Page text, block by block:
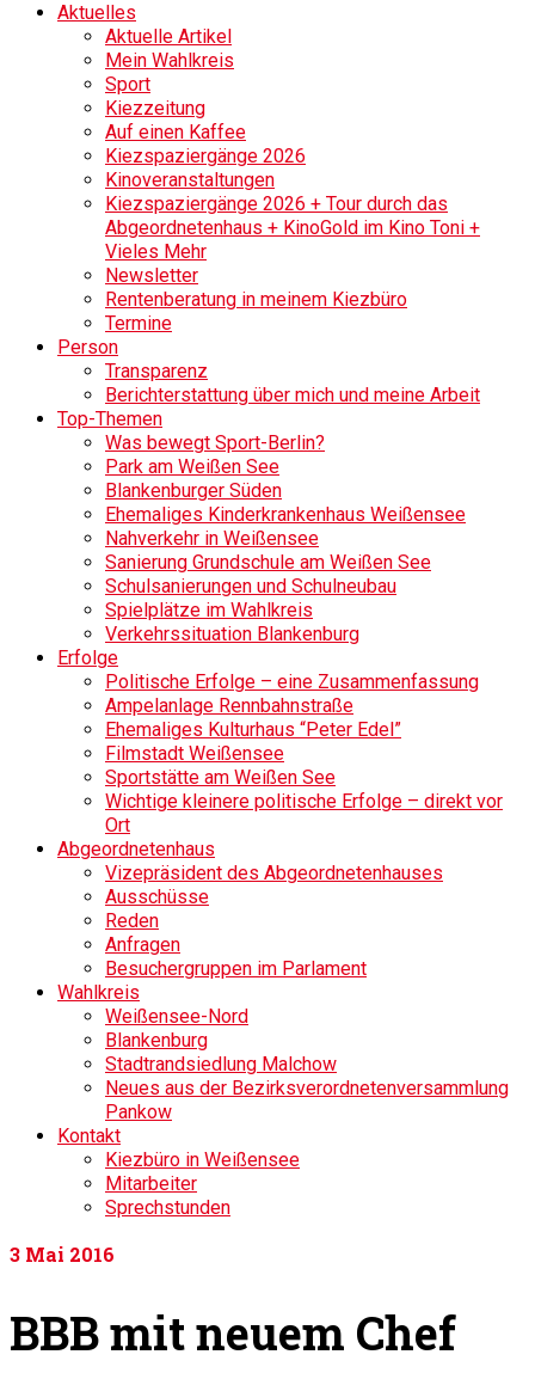
Aktuelles
Aktuelle Artikel
Mein Wahlkreis
Sport
Kiezzeitung
Auf einen Kaffee
Kiezspaziergänge 2026
Kinoveranstaltungen
Kiezspaziergänge 2026 + Tour durch das
Abgeordnetenhaus + KinoGold im Kino Toni +
Vieles Mehr
Newsletter
Rentenberatung in meinem Kiezbüro
Termine
Person
Transparenz
Berichterstattung über mich und meine Arbeit
Top-Themen
Was bewegt Sport-Berlin?
Park am Weißen See
Blankenburger Süden
Ehemaliges Kinderkrankenhaus Weißensee
Nahverkehr in Weißensee
Sanierung Grundschule am Weißen See
Schulsanierungen und Schulneubau
Spielplätze im Wahlkreis
Verkehrssituation Blankenburg
Erfolge
Politische Erfolge – eine Zusammenfassung
Ampelanlage Rennbahnstraße
Ehemaliges Kulturhaus “Peter Edel”
Filmstadt Weißensee
Sportstätte am Weißen See
Wichtige kleinere politische Erfolge – direkt vor
Ort
Abgeordnetenhaus
Vizepräsident des Abgeordnetenhauses
Ausschüsse
Reden
Anfragen
Besuchergruppen im Parlament
Wahlkreis
Weißensee-Nord
Blankenburg
Stadtrandsiedlung Malchow
Neues aus der Bezirksverordnetenversammlung
Pankow
Kontakt
Kiezbüro in Weißensee
Mitarbeiter
Sprechstunden
3 Mai 2016
BBB mit neuem Chef